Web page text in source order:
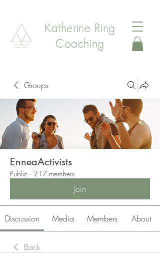
Katherine Ring
Coaching
Groups
EnneaActivists
Public · 217 members
Join
Discussion Media Members About
Back